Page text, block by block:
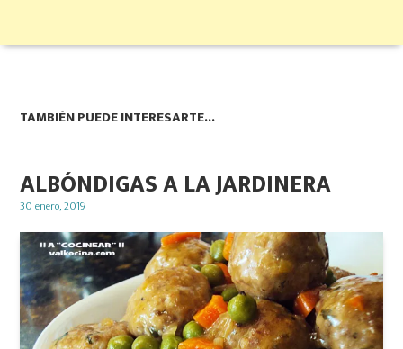
TAMBIÉN PUEDE INTERESARTE...
ALBÓNDIGAS A LA JARDINERA
Posted
30 enero, 2019